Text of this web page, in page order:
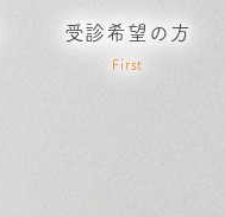
受診希望の方
First